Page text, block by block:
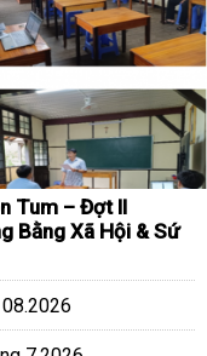
Tum – Đợt II
Bằng Xã Hội & Sứ